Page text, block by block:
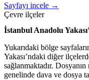
Sayfayı incele →
Çevre ilçeler
İstanbul Anadolu
Yukarıdaki bölge
Yakası’ndaki diğer
sağlanmaktadır.
genelinde dava ve dosya